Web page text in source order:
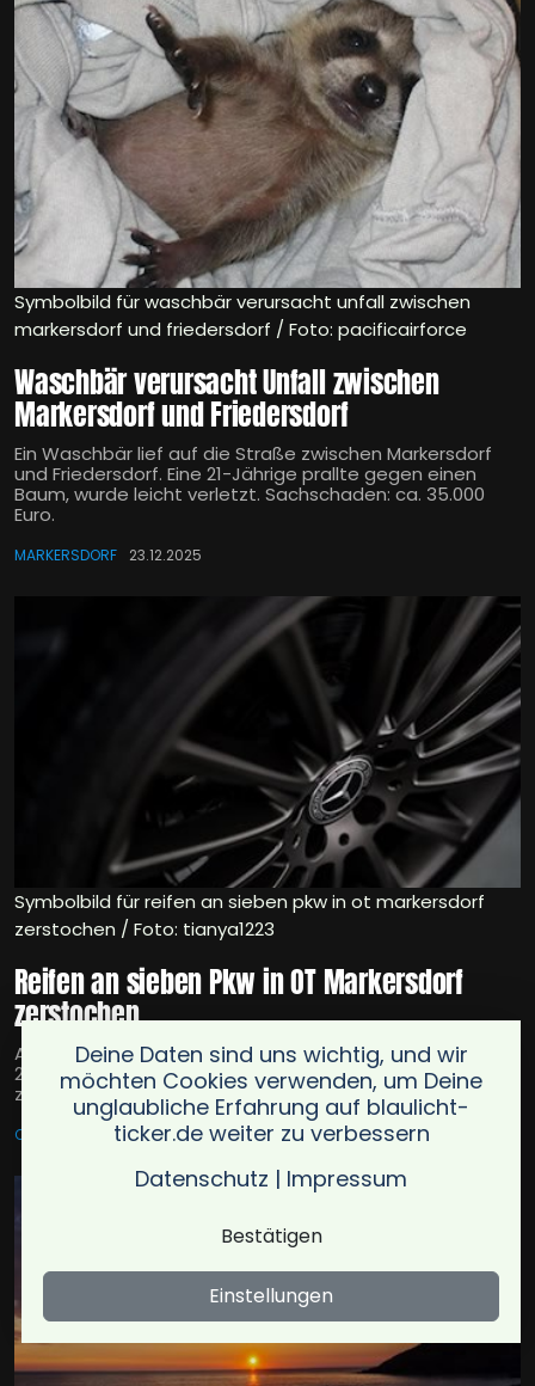
Symbolbild für waschbär verursacht unfall zwischen
markersdorf und friedersdorf / Foto: pacificairforce
Waschbär verursacht Unfall zwischen
Markersdorf und Friedersdorf
Ein Waschbär lief auf die Straße zwischen Markersdorf
und Friedersdorf. Eine 21-Jährige prallte gegen einen
Baum, wurde leicht verletzt. Sachschaden: ca. 35.000
Euro.
MARKERSDORF 23.12.2025
Symbolbild für reifen an sieben pkw in ot markersdorf
zerstochen / Foto: tianya1223
Reifen an sieben Pkw in OT Markersdorf
zerstochen
Auf einem Parkplatz in OT Markersdorf wurden zwischen
21.12. und 22.12.2025 an sieben Pkw mehrere Reifen
zerstochen; die Fahrzeuge waren nicht mehr fahrbereit.
CHEMNITZ 22.12.2025
Deine Daten sind uns wichtig, und wir
möchten Cookies verwenden, um Deine
unglaubliche Erfahrung auf blaulicht-
ticker.de weiter zu verbessern
Datenschutz | Impressum
Bestätigen
Einstellungen